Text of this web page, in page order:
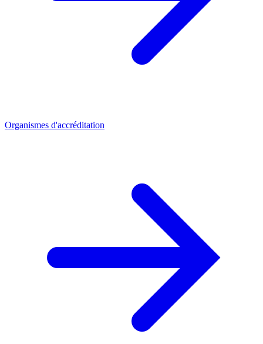
Organismes d'accréditation